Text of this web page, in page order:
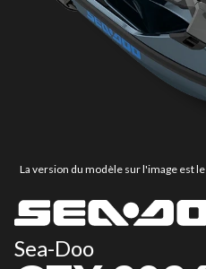
La version du modèle sur l'image est
Sea-Doo